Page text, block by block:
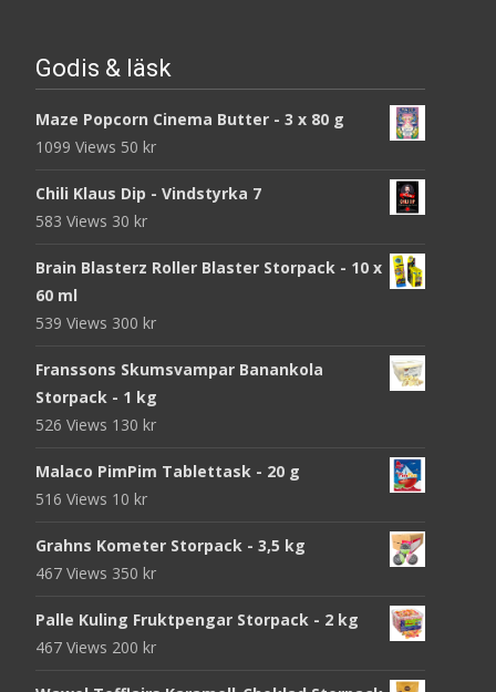
Godis & läsk
Maze Popcorn Cinema Butter - 3 x 80 g
1099 Views 50 kr
Chili Klaus Dip - Vindstyrka 7
583 Views 30 kr
Brain Blasterz Roller Blaster Storpack - 10 x
60 ml
539 Views 300 kr
Franssons Skumsvampar Banankola
Storpack - 1 kg
526 Views 130 kr
Malaco PimPim Tablettask - 20 g
516 Views 10 kr
Grahns Kometer Storpack - 3,5 kg
467 Views 350 kr
Palle Kuling Fruktpengar Storpack - 2 kg
467 Views 200 kr